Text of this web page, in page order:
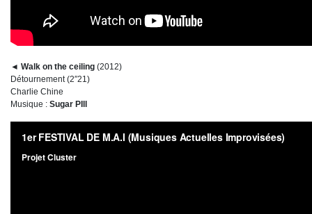
◄ Walk on the ceiling (2012)
Détournement (2″21)
Charlie Chine
Musique : Sugar PIll